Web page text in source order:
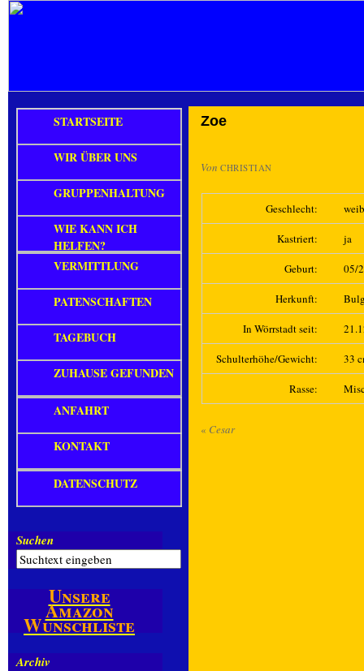
Zoe
Von CHRISTIAN
Geschlecht:
Kastriert: ja
Geburt: 05/
Herkunft:
In Wörrstadt seit:
Schulterhöhe/Gewicht: 33
Rasse:
« Cesar
STARTSEITE
WIR ÜBER UNS
GRUPPENHALTUNG
WIE KANN ICH
HELFEN?
VERMITTLUNG
PATENSCHAFTEN
TAGEBUCH
ZUHAUSE GEFUNDEN
ANFAHRT
KONTAKT
DATENSCHUTZ
Suchen
Unsere
Amazon
Wunschliste
Archiv